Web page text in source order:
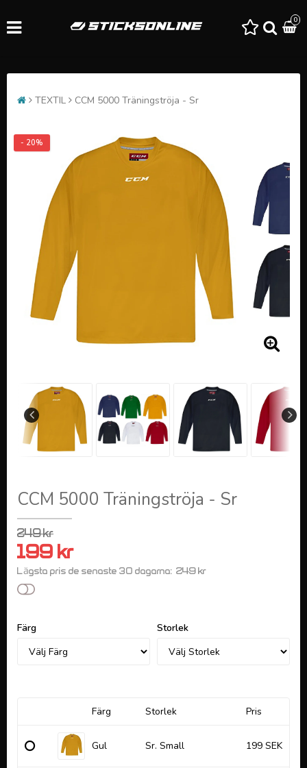
0
TEXTIL CCM 5000 Träningströja - Sr
- 20%
CCM 5000 Träningströja - Sr
249 kr
199 kr
Lägsta pris de senaste 30 dagarna 249 kr
Färg Storlek
Färg Storlek Pris
Gul Sr. Small 199 SEK